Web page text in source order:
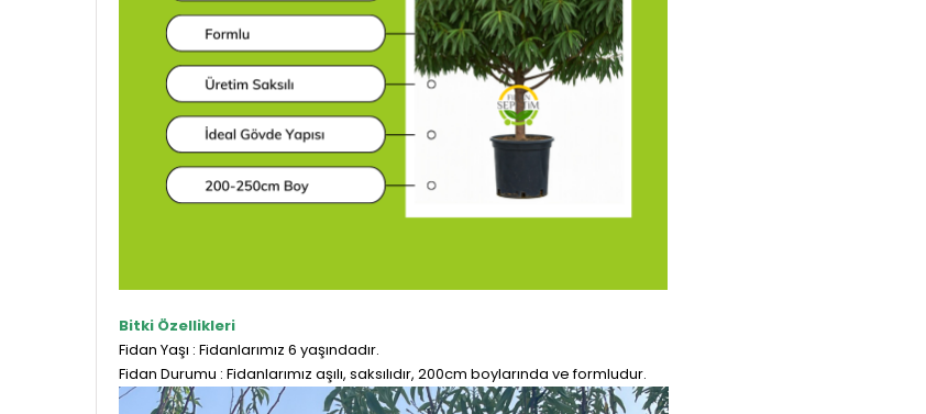
Bitki Özellikleri
Fidan Yaşı : Fidanlarımız 6 yaşındadır.
Fidan Durumu : Fidanlarımız aşılı, saksılıdır, 200cm boylarında ve formludur.